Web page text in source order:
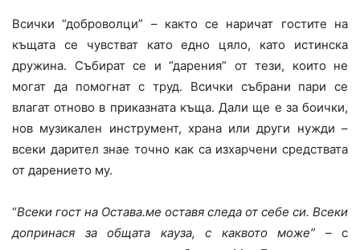
Всички “доброволци” – както се наричат гостите на
къщата се чувстват като едно цяло, като истинска
дружина. Събират се и “дарения” от тези, които не
могат да помогнат с труд. Всички събрани пари се
влагат отново в приказната къща. Дали ще е за боички,
нов музикален инструмент, храна или други нужди –
всеки дарител знае точно как са изхарчени средствата
от дарението му.
“Всеки гост на Остава.ме оставя следа от себе си. Всеки
допринася за общата кауза, с каквото може” – с